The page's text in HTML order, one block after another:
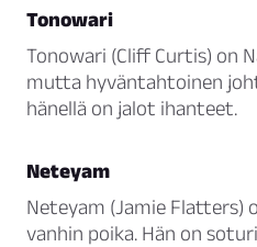
Tonowari
Tonowari (Cliff Curtis) on
mutta hyväntahtoinen
hänellä on jalot ihanteet.
Neteyam
Neteyam (Jamie Flatters)
vanhin poika. Hän on